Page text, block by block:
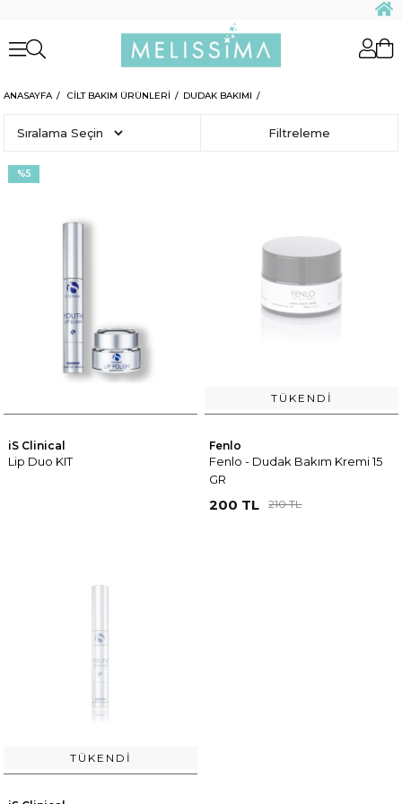
ANASAYFA CİLT BAKIM ÜRÜNLERİ DUDAK BAKIMI
Filtreleme
Sıralama
iS Clinical
Lip Duo KIT
%5
TÜKENDI
Fenlo
Fenlo - Dudak Bakım Kremi 15
GR
200 TL 210 TL
TÜKENDI